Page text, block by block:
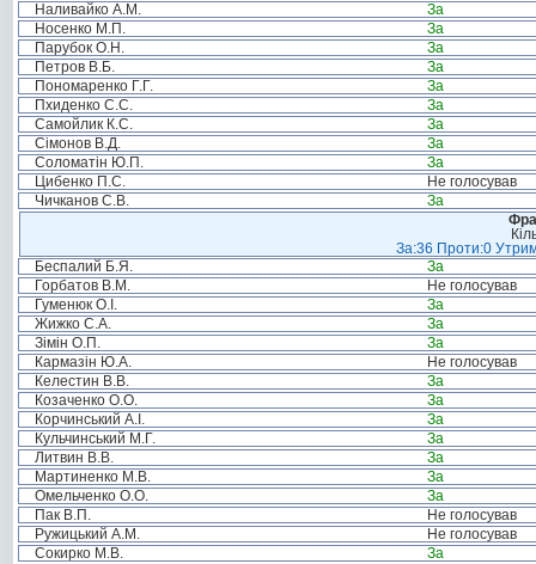
Наливайко А.М.
За
Носенко М.П.
За
Парубок О.Н.
За
Петров В.Б.
За
Пономаренко Г.Г.
За
Пхиденко С.С.
За
Самойлик К.С.
За
Сімонов В.Д.
За
Соломатін Ю.П.
За
Цибенко П.С.
Не голосував
Чичканов С.В.
За
За:36 Проти:0
Беспалий Б.Я.
За
Горбатов В.М.
Не голосував
Гуменюк О.І.
За
Жижко С.А.
За
Зімін О.П.
За
Кармазін Ю.А.
Не голосував
Келестин В.В.
За
Козаченко О.О.
За
Корчинський А.І.
За
Кульчинський М.Г.
За
Литвин В.В.
За
Мартиненко М.В.
За
Омельченко О.О.
За
Пак В.П.
Не голосував
Ружицький А.М.
Не голосував
Сокирко М.В.
За